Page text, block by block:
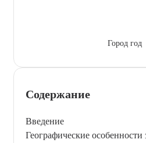
Город год
Содержание
Введение
Географические